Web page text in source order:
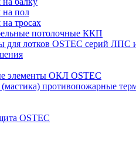
на пол
тросах
потолочные ККП
для лотков OSTEC серий
элементы ОКЛ OSTEC
(мастика) противопожарные
OSTEC